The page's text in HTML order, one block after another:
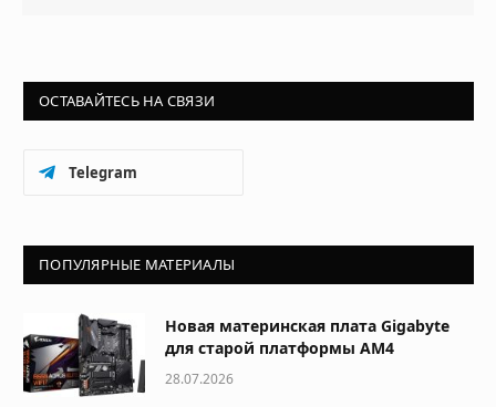
ОСТАВАЙТЕСЬ НА СВЯЗИ
Telegram
ПОПУЛЯРНЫЕ МАТЕРИАЛЫ
Новая материнская плата Gigabyte
для старой платформы AM4
28.07.2026